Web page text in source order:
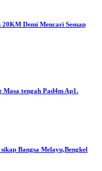
Demi Mencari Sesuap
Masa tengah Pad4m Ap1.
Bangsa Melayu,Bengkel